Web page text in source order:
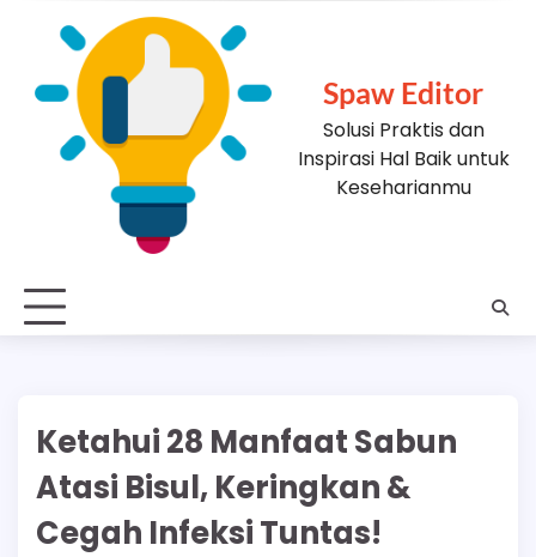
Spaw Editor
Solusi Praktis dan
Inspirasi Hal Baik untuk
Keseharianmu
Ketahui 28 Manfaat Sabun
Atasi Bisul, Keringkan &
Cegah Infeksi Tuntas!